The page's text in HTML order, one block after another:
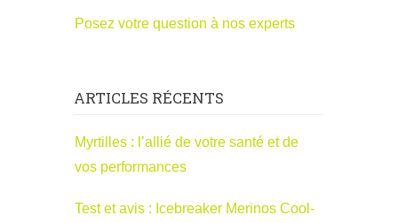
Posez votre question à nos experts
ARTICLES RÉCENTS
Myrtilles : l’allié de votre santé et de
vos performances
Test et avis : Icebreaker Merinos Cool-